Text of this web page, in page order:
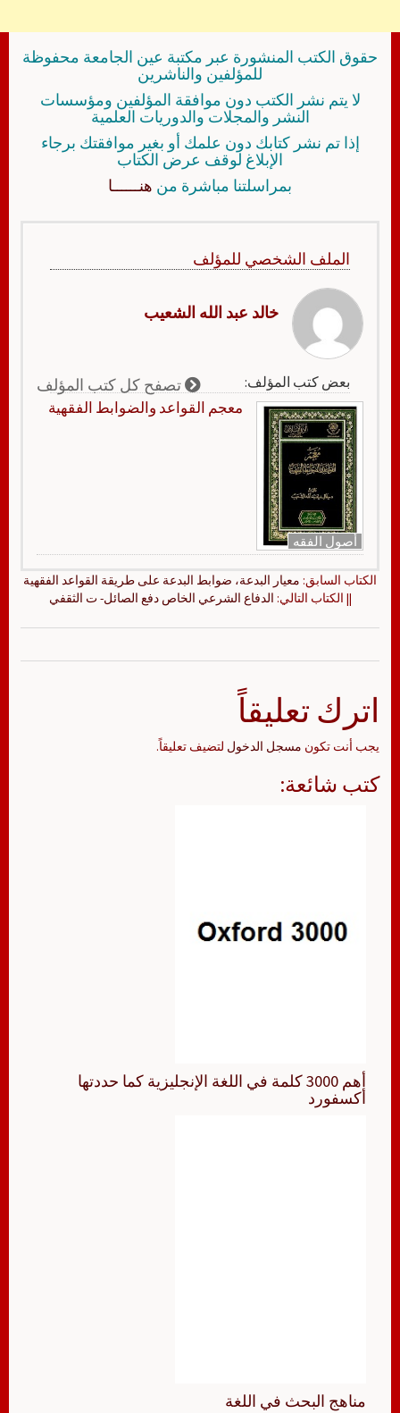
حقوق الكتب المنشورة عبر مكتبة عين الجامعة محفوظة
للمؤلفين والناشرين
لا يتم نشر الكتب دون موافقة المؤلفين ومؤسسات
النشر والمجلات والدوريات العلمية
إذا تم نشر كتابك دون علمك أو بغير موافقتك برجاء
الإبلاغ لوقف عرض الكتاب
بمراسلتنا مباشرة من هنــــــا
الملف الشخصي للمؤلف
خالد عبد الله الشعيب
بعض كتب المؤلف: تصفح كل كتب المؤلف
أصول الفقه
معجم القواعد والضوابط الفقهية
الكتاب السابق: معيار البدعة، ضوابط البدعة على طريقة القواعد الفقهية
|| الكتاب التالي: الدفاع الشرعي الخاص دفع الصائل- ت الثقفي
اترك تعليقاً
يجب أنت تكون مسجل الدخول لتضيف تعليقاً.
كتب شائعة:
أهم 3000 كلمة في اللغة الإنجليزية كما حددتها
أكسفورد
مناهج البحث في اللغة